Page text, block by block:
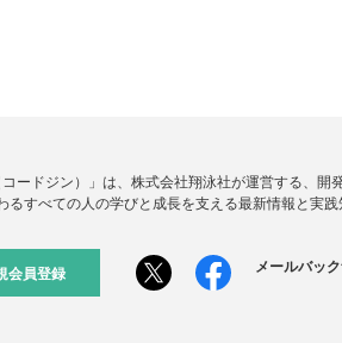
コードジン）」は、株式会社翔泳社が運営する、
るすべての人の学びと成長を支える最新情報と実践
会員登録 メールバッ